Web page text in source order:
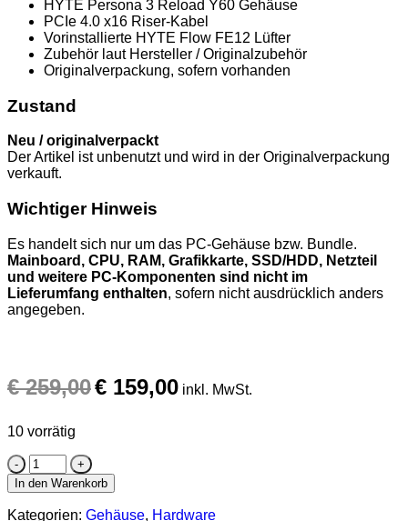
HYTE Persona 3 Reload Y60 Gehäuse
PCIe 4.0 x16 Riser-Kabel
Vorinstallierte HYTE Flow FE12 Lüfter
Zubehör laut Hersteller / Originalzubehör
Originalverpackung, sofern vorhanden
Zustand
Neu / originalverpackt
Der Artikel ist unbenutzt und wird in der Originalverpackung
verkauft.
Wichtiger Hinweis
Es handelt sich nur um das PC-Gehäuse bzw. Bundle.
Mainboard, CPU, RAM, Grafikkarte, SSD/HDD, Netzteil
und weitere PC-Komponenten sind nicht im
Lieferumfang enthalten, sofern nicht ausdrücklich anders
angegeben.
€259,00 Preis
€ 159,00Preis
inkl. MwSt.
10 vorrätig
HYTE
Persona
3
Reload
In den Warenkorb
Kategorien: Gehäuse, Hardware